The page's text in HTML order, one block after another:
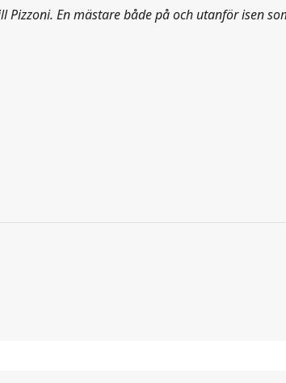
En mästare både på och utanför isen